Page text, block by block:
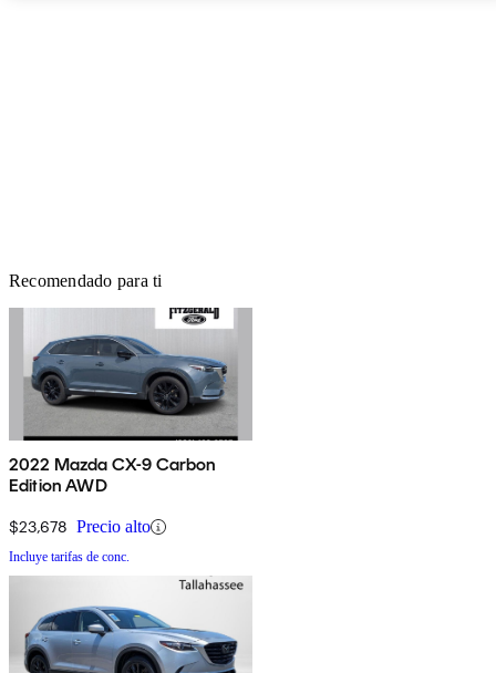
Recomendado para ti
2022 Mazda CX-9 Carbon
Edition AWD
$23,678 Precio alto
Incluye tarifas de conc.